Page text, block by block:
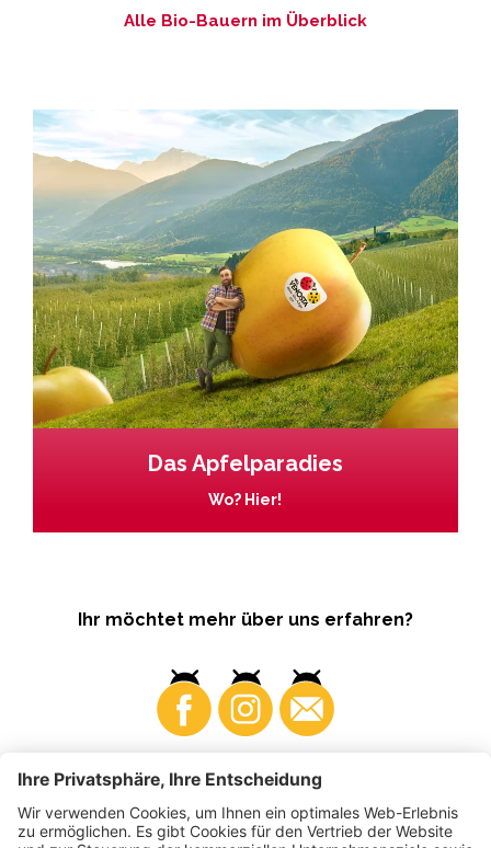
Alle Bio-Bauern im Überblick
Das Apfelparadies
Wo? Hier!
Ihr möchtet mehr über uns erfahren?
Business Produzenten